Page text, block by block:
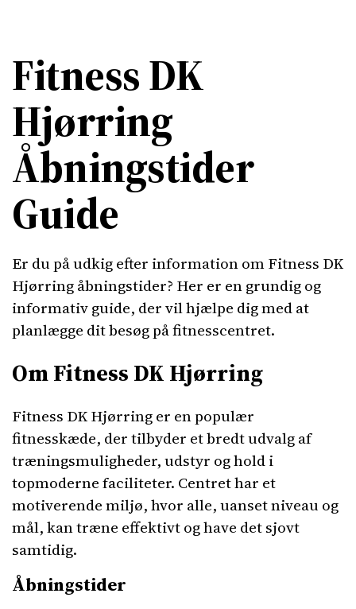
Fitness DK
Hjørring
Åbningstider
Guide
Er du på udkig efter information om Fitness DK
Hjørring åbningstider? Her er en grundig og
informativ guide, der vil hjælpe dig med at
planlægge dit besøg på fitnesscentret.
Om Fitness DK Hjørring
Fitness DK Hjørring er en populær
fitnesskæde, der tilbyder et bredt udvalg af
træningsmuligheder, udstyr og hold i
topmoderne faciliteter. Centret har et
motiverende miljø, hvor alle, uanset niveau og
mål, kan træne effektivt og have det sjovt
samtidig.
Åbningstider